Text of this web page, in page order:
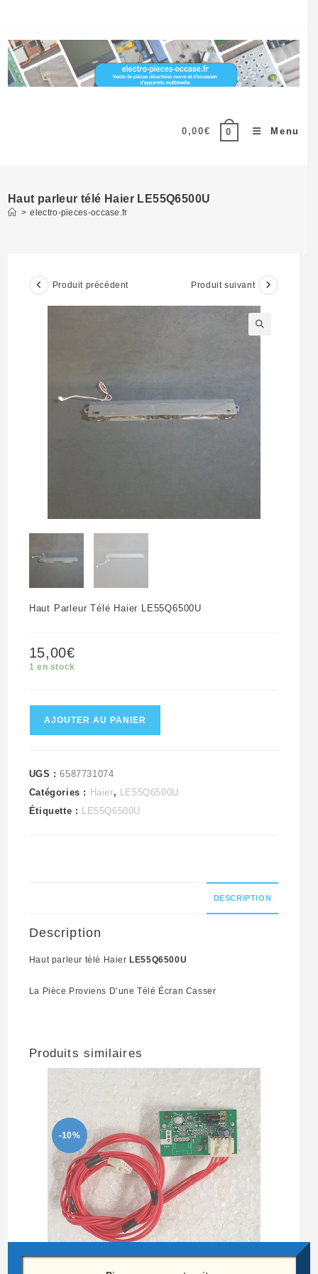
content
0,00€ 0 Menu
Haut parleur télé Haier LE55Q6500U
> electro-pieces-occase.fr
Produit précédent Produit suivant
Haut Parleur Télé Haier LE55Q6500U
15,00€
1 en stock
quantité
de
parleur
télé
Haier
AJOUTER AU PANIER
UGS :6587731074
Catégories : Haier, LE55Q6500U
Étiquette : LE55Q6500U
DESCRIPTION
Description
Haut parleur télé Haier LE55Q6500U
La Pièce Proviens D’une Télé Écran Casser
Produits similaires
-10%